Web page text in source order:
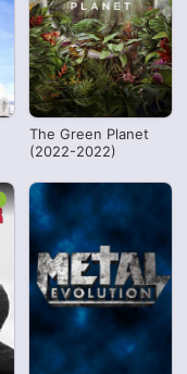
The Green Planet
(2022-2022)